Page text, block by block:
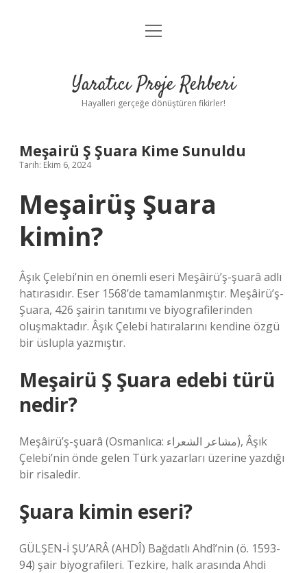
Anasayfa
Yasal Uyarı
menüyü
Yaratıcı Proje Rehberi
Hayalleri gerçeğe dönüştüren fikirler!
Meşairü Ş Şuara Kime Sunuldu
Tarih: Ekim 6, 2024
Meşairüş Şuara
kimin?
Âşık Çelebi’nin en önemli eseri Meşâirü’ş-şuarâ adlı
hatırasıdır. Eser 1568’de tamamlanmıştır. Meşâirü’ş-
Şuara, 426 şairin tanıtımı ve biyografilerinden
oluşmaktadır. Âşık Çelebi hatıralarını kendine özgü
bir üslupla yazmıştır.
Meşairü Ş Şuara edebi türü
nedir?
Meşâirü’ş-şuarâ (Osmanlıca: مشاعر الشعراء), Âşık
Çelebi’nin önde gelen Türk yazarları üzerine yazdığı
bir risaledir.
Şuara kimin eseri?
GÜLŞEN-İ ŞU’ARÂ (AHDÎ) Bağdatlı Ahdî’nin (ö. 1593-
94) şair biyografileri. Tezkire, halk arasında Ahdi